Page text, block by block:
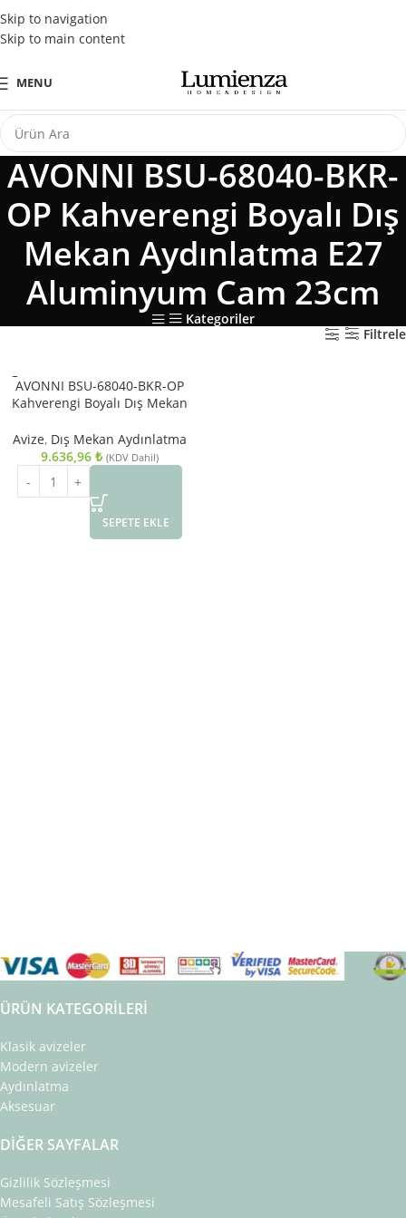
Skip to navigation
Skip to main content
Tüm Kredi Kartlarına Peşin Fiyatına 3 Taksit Fırsatı
MENU
AVONNI BSU-68040-BKR-
OP Kahverengi Boyalı Dış
Mekan Aydınlatma E27
Aluminyum Cam 23cm
Kategoriler
Filtrele
AVONNI BSU-68040-BKR-OP
Kahverengi Boyalı Dış Mekan
23cm
Avize, Dış Mekan Aydınlatma
9.636,96 ₺ (KDV Dahil)
SEPETE EKLE
ÜRÜN KATEGORILERI
Klasik avizeler
Modern avizeler
Aydınlatma
Aksesuar
DIĞER SAYFALAR
Gizlilik Sözleşmesi
Mesafeli Satış Sözleşmesi